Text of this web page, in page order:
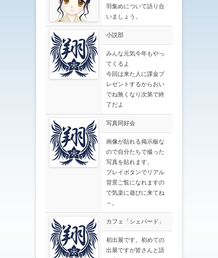
羽集めについて語り合
いましょう。
小説部
みんな元気今年もやっ
てくるよ
今回は来た人に課金プ
レゼントするからおい
でね無くなり次第で終
了だよ
写真同好会
画像が貼れる掲示板な
ので自分たちで撮った
写真を貼れます。
プレイボタンでリアル
背景ご覧になれますの
で気楽に遊びに来てね
～。
カフェ「シェパード」
初出展です。初めての
出展ですが皆さんと語